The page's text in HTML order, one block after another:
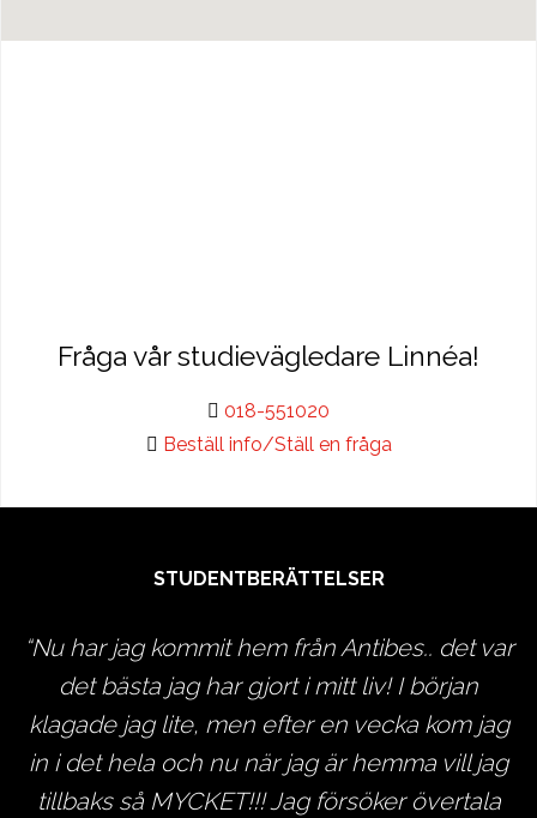
Fråga vår studievägledare Linnéa!
018-551020
Beställ info/Ställ en fråga
STUDENTBERÄTTELSER
Nu har jag kommit hem från Antibes.. det var
det bästa jag har gjort i mitt liv! I början
klagade jag lite, men efter en vecka kom jag
in i det hela och nu när jag är hemma vill jag
tillbaks så MYCKET!!! Jag försöker övertala